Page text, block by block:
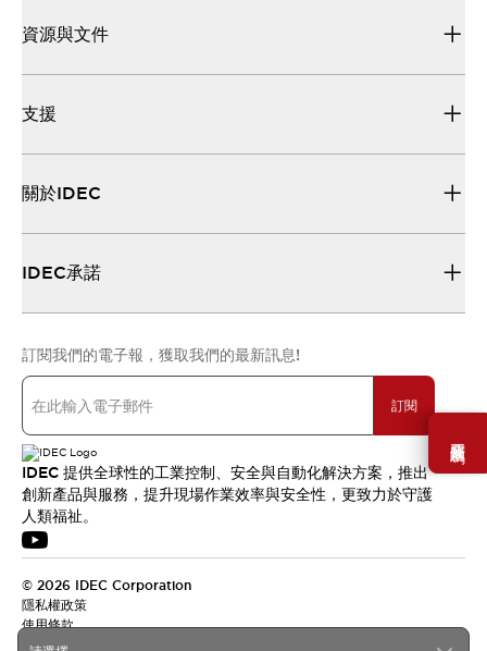
需要幫助嗎？
資源與文件
支援
關於IDEC
IDEC承諾
訂閱我們的電子報，獲取我們的最新訊息!
訂閱
IDEC 提供全球性的工業控制、安全與自動化解決方案，推出
創新產品與服務，提升現場作業效率與安全性，更致力於守護
人類福祉。
© 2026 IDEC Corporation
隱私權政策
使用條款